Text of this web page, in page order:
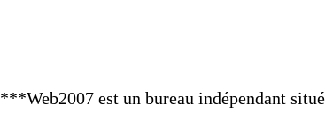
***Web2007 est un bureau indépendant